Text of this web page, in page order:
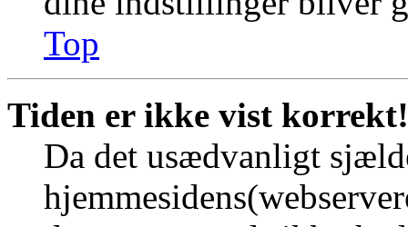
Top
Tiden er ikke vist korrekt!
Da det usædvanligt